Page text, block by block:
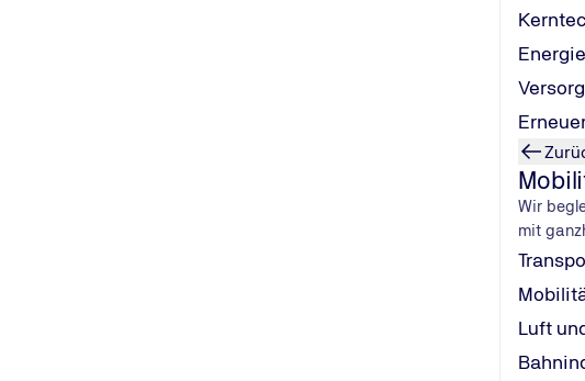
Wir
mit
Luft
Willkommen in Köln: Profitieren Sie von unseren hochkarätigen
erfolgreichen Networking. Es erwartet Sie eine aktive Lernkultur
Internationale Messestadt mit kultureller Vielfalt